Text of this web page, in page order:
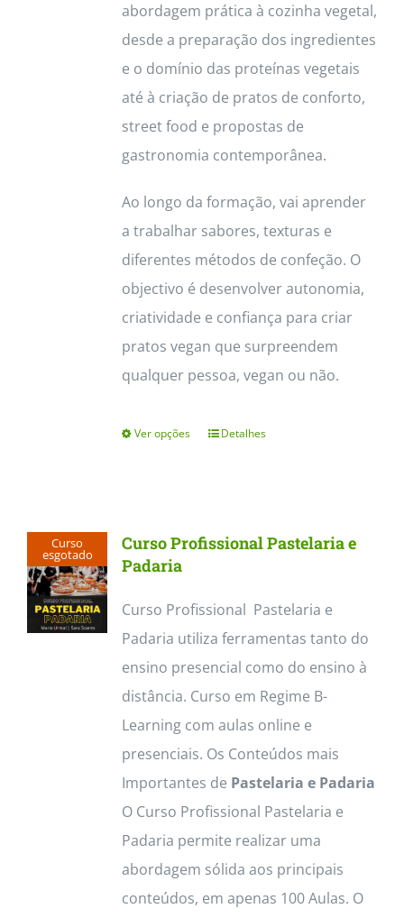
abordagem prática à cozinha vegetal,
desde a preparação dos ingredientes
e o domínio das proteínas vegetais
até à criação de pratos de conforto,
street food e propostas de
gastronomia contemporânea.
Ao longo da formação, vai aprender
a trabalhar sabores, texturas e
diferentes métodos de confeção. O
objectivo é desenvolver autonomia,
criatividade e confiança para criar
pratos vegan que surpreendem
qualquer pessoa, vegan ou não.
Ver opções
This
variants.
options
may
be
chosen
on
the
product
page
Detalhes
Curso
esgotado
Curso Profissional Pastelaria e
Padaria
Curso Profissional Pastelaria e
Padaria utiliza ferramentas tanto do
ensino presencial como do ensino à
distância. Curso em Regime B-
Learning com aulas online e
presenciais. Os Conteúdos mais
Importantes de Pastelaria e Padaria
O Curso Profissional Pastelaria e
Padaria permite realizar uma
abordagem sólida aos principais
conteúdos, em apenas 100 Aulas. O